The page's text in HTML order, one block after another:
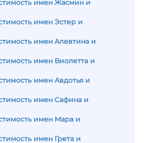
имен Жасмин и
имен Эстер и
имен Алевтина и
имен Виолетта и
имен Авдотья и
имен Сафина и
имен Мара и
имен Грета и